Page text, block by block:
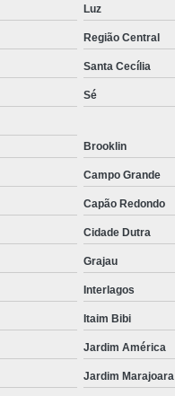
Luz
Região Central
Santa Cecília
Sé
Brooklin
Campo Grande
Capão Redondo
Cidade Dutra
Grajau
Interlagos
Itaim Bibi
Jardim América
Jardim Marajoara